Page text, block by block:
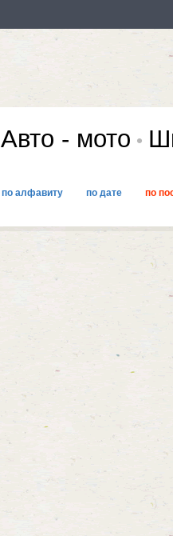
Авто - мото
по алфавиту по дате по